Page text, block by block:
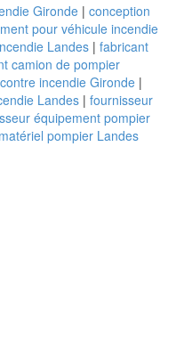
Gironde | conception
pour véhicule incendie
Landes | fabricant
camion de pompier
incendie Gironde |
Landes | fournisseur
équipement pompier
matériel pompier Landes